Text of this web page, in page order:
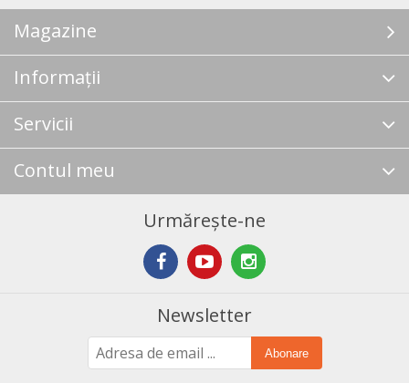
Magazine
Informații
Servicii
Contul meu
Urmărește-ne
Newsletter
Abonare